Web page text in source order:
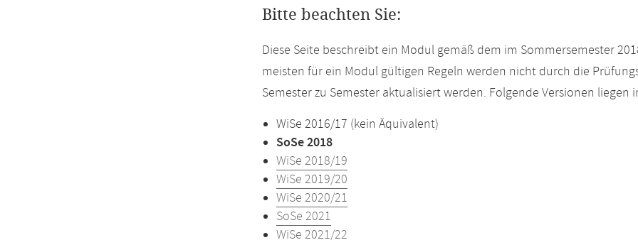
Bitte beachten Sie:
Diese Seite beschreibt ein Modul gemäß dem im Sommersemester
meisten für ein Modul gültigen Regeln werden nicht durch die
Semester zu Semester aktualisiert werden. Folgende Versionen
WiSe 2016/17 (kein Äquivalent)
SoSe 2018
WiSe 2018/19
WiSe 2019/20
WiSe 2020/21
SoSe 2021
WiSe 2021/22